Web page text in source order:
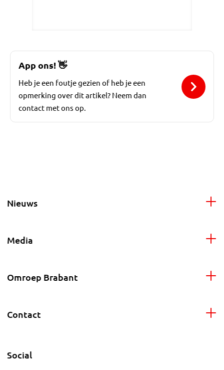
App ons!👋
Heb je een foutje gezien of heb je een
opmerking over dit artikel? Neem dan
contact met ons op.
Nieuws
Media
Omroep Brabant
Contact
Social